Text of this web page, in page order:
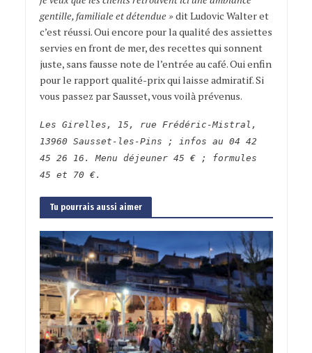
gentille, familiale et détendue »dit Ludovic Walter et
c’est réussi. Oui encore pour la qualité des assiettes
servies en front de mer, des recettes qui sonnent
juste, sans fausse note de l’entrée au café. Oui enfin
pour le rapport qualité-prix qui laisse admiratif. Si
vous passez par Sausset, vous voilà prévenus.
Les Girelles, 15, rue Frédéric-Mistral,
13960 Sausset-les-Pins ; infos au 04 42
45 26 16. Menu déjeuner 45 € ; formules
45 et 70 €.
Tu pourrais aussi aimer